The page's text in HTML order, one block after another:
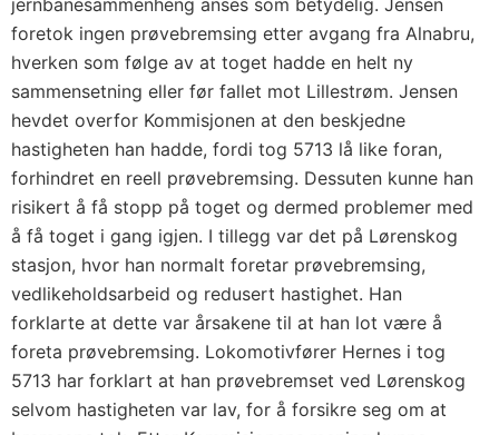
jernbanesammenheng anses som betydelig. Jensen
foretok ingen prøvebremsing etter avgang fra Alnabru,
hverken som følge av at toget hadde en helt ny
sammensetning eller før fallet mot Lillestrøm. Jensen
hevdet overfor Kommisjonen at den beskjedne
hastigheten han hadde, fordi tog 5713 lå like foran,
forhindret en reell prøvebremsing. Dessuten kunne han
risikert å få stopp på toget og dermed problemer med
å få toget i gang igjen. I tillegg var det på Lørenskog
stasjon, hvor han normalt foretar prøvebremsing,
vedlikeholdsarbeid og redusert hastighet. Han
forklarte at dette var årsakene til at han lot være å
foreta prøvebremsing. Lokomotivfører Hernes i tog
5713 har forklart at han prøvebremset ved Lørenskog
selvom hastigheten var lav, for å forsikre seg om at